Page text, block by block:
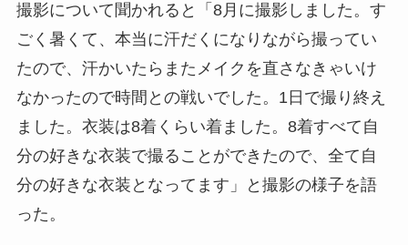
撮影について聞かれると「8月に撮影しました。す
ごく暑くて、本当に汗だくになりながら撮ってい
たので、汗かいたらまたメイクを直さなきゃいけ
なかったので時間との戦いでした。1日で撮り終え
ました。衣装は8着くらい着ました。8着すべて自
分の好きな衣装で撮ることができたので、全て自
分の好きな衣装となってます」と撮影の様子を語
った。